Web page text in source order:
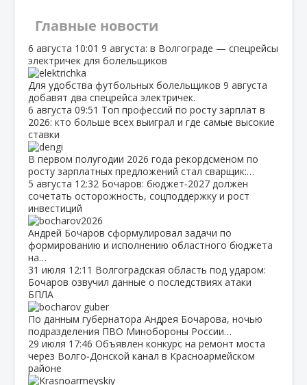
Главные новости
6 августа 10:01 9 августа: в Волгограде — спецрейсы
электричек для болельщиков
Для удобства футбольных болельщиков 9 августа
добавят два спецрейса электричек.
6 августа 09:51 Топ профессий по росту зарплат в
2026: кто больше всех выиграл и где самые высокие
ставки
В первом полугодии 2026 года рекордсменом по
росту зарплатных предложений стал сварщик:…
5 августа 12:32 Бочаров: бюджет‑2027 должен
сочетать осторожность, соцподдержку и рост
инвестиций
Андрей Бочаров сформулировал задачи по
формированию и исполнению областного бюджета
на…
31 июля 12:11 Волгоградская область под ударом:
Бочаров озвучил данные о последствиях атаки
БПЛА
По данным губернатора Андрея Бочарова, ночью
подразделения ПВО Минобороны России…
29 июля 17:46 Объявлен конкурс на ремонт моста
через Волго‑Донской канал в Красноармейском
районе